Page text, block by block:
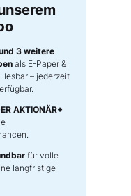
3 weitere
als E-Paper &
lesbar – jederzeit
AKTIONÄR+
für volle
langfristige